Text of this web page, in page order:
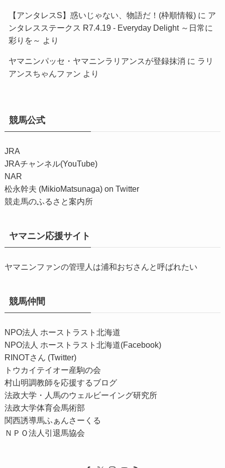
【アンタレスS】惑いじゃない、物語だ！(枠順情報)に ア
ンタレスステークス R7.4.19 - Everyday Delight ～日常に
彩りを～ より
ヤマニンパッセ・ヤマニンラリアンスが登録抹消 に ラリ
アンスちゃんファン より
競馬公式
JRA
JRAチャンネル(YouTube)
NAR
松永幹夫 (MikioMatsunaga) on Twitter
競走馬のふるさと案内所
ヤマニン応援サイト
ヤマニンファンの管理人は浦和おぢさんと呼ばれたい
競馬仲間
NPO法人 ホーストラスト北海道
NPO法人 ホーストラスト北海道(Facebook)
RINOTさん (Twitter)
トウカイテイオー産駒の会
村山明調教師を応援するブログ
法政大学・人馬のウェルビーイング研究所
法政大学体育会馬術部
関西誘導馬ふぁんさーくる
ＮＰＯ法人引退馬協会